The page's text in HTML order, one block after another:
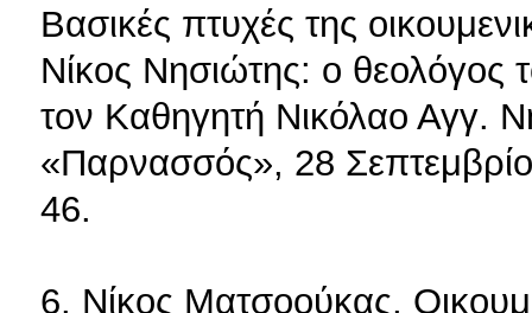
Βασικές πτυχές της
Νίκος Νησιώτης: ο θεολόγος
τον Καθηγητή Νικόλαο Αγγ.
«Παρνασσός», 28
46.
6. Νίκος Ματσοούκας,